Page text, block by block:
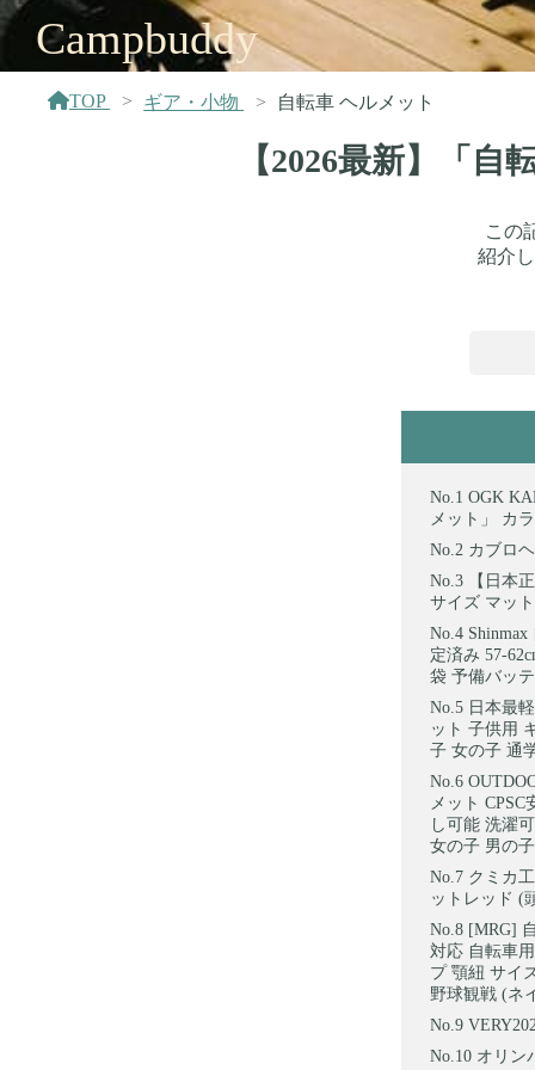
Campbuddy
TOP ギア・小物 自転車 ヘルメット
【2026最新】「
この
紹介
OGK
メット」 カ
カブロ
【日本
サイズ マッ
定済み 57-
袋 予備バッ
日本最
ット 子供用
子 女の子 通
メット
し可能 洗濯
女の子 男の子
クミカ
ットレッド (
[MRG]
対応 自転車
プ 顎紐 サイ
野球観戦 (ネ
オリン